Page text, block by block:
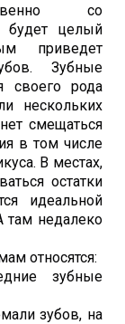
со
будет целый
приведет
Зубные
своего рода
нескольких
смещаться
в том числе
В местах,
остатки
идеальной
там недалеко
относятся:
зубные
зубов, на